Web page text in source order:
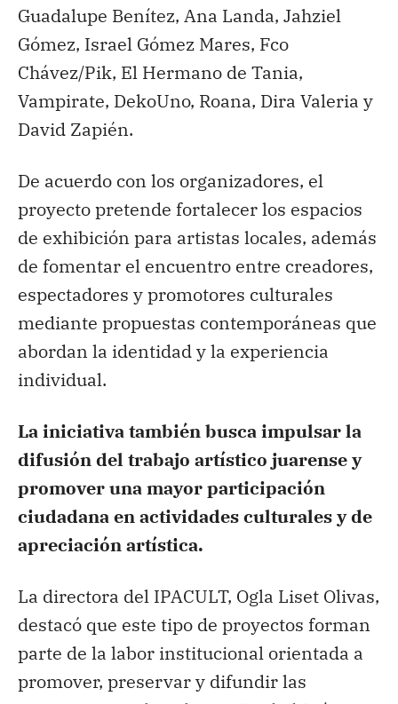
Guadalupe Benítez, Ana Landa, Jahziel
Gómez, Israel Gómez Mares, Fco
Chávez/Pik, El Hermano de Tania,
Vampirate, DekoUno, Roana, Dira Valeria y
David Zapién.
De acuerdo con los organizadores, el
proyecto pretende fortalecer los espacios
de exhibición para artistas locales, además
de fomentar el encuentro entre creadores,
espectadores y promotores culturales
mediante propuestas contemporáneas que
abordan la identidad y la experiencia
individual.
La iniciativa también busca impulsar la
difusión del trabajo artístico juarense y
promover una mayor participación
ciudadana en actividades culturales y de
apreciación artística.
La directora del IPACULT, Ogla Liset Olivas,
destacó que este tipo de proyectos forman
parte de la labor institucional orientada a
promover, preservar y difundir las